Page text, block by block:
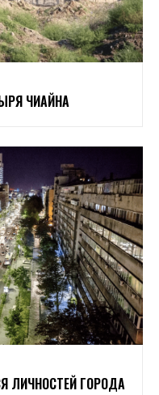
ЧИАЙНА
ГОРОДА